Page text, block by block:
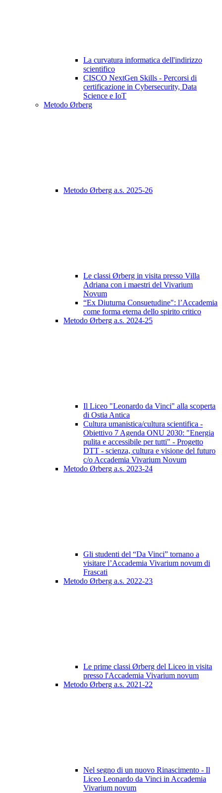
La curvatura informatica dell'indirizzo
scientifico
CISCO NextGen Skills - Percorsi di
certificazione in Cybersecurity, Data
Science e IoT
Metodo Ørberg
Metodo Ørberg a.s. 2025-26
Le classi Ørberg in visita presso Villa
Adriana con i maestri del Vivarium
Novum
“Ex Diuturna Consuetudine": l’Accademia
come forma eterna dello spirito critico
Metodo Ørberg a.s. 2024-25
Il Liceo "Leonardo da Vinci" alla scoperta
di Ostia Antica
Cultura umanistica/cultura scientifica -
Obiettivo 7 Agenda ONU 2030: "Energia
pulita e accessibile per tutti" - Progetto
DTT - scienza, cultura e visione del futuro
c/o Accademia Vivarium Novum
Metodo Ørberg a.s. 2023-24
Gli studenti del “Da Vinci” tornano a
visitare l’Accademia Vivarium novum di
Frascati
Metodo Ørberg a.s. 2022-23
Le prime classi Ørberg del Liceo in visita
presso l'Accademia Vivarium novum
Metodo Ørberg a.s. 2021-22
Nel segno di un nuovo Rinascimento - Il
Liceo Leonardo da Vinci in Accademia
Vivarium novum